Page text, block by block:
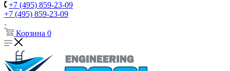
+7 (495) 859-23-09
+7 (495) 859-23-09
Корзина 0